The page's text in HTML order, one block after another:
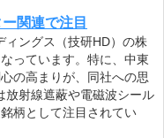
関連で注目
ィングス（技研HD）の株
っています。特に、中東
の高まりが、同社への思
放射線遮蔽や電磁波シール
柄として注目されてい